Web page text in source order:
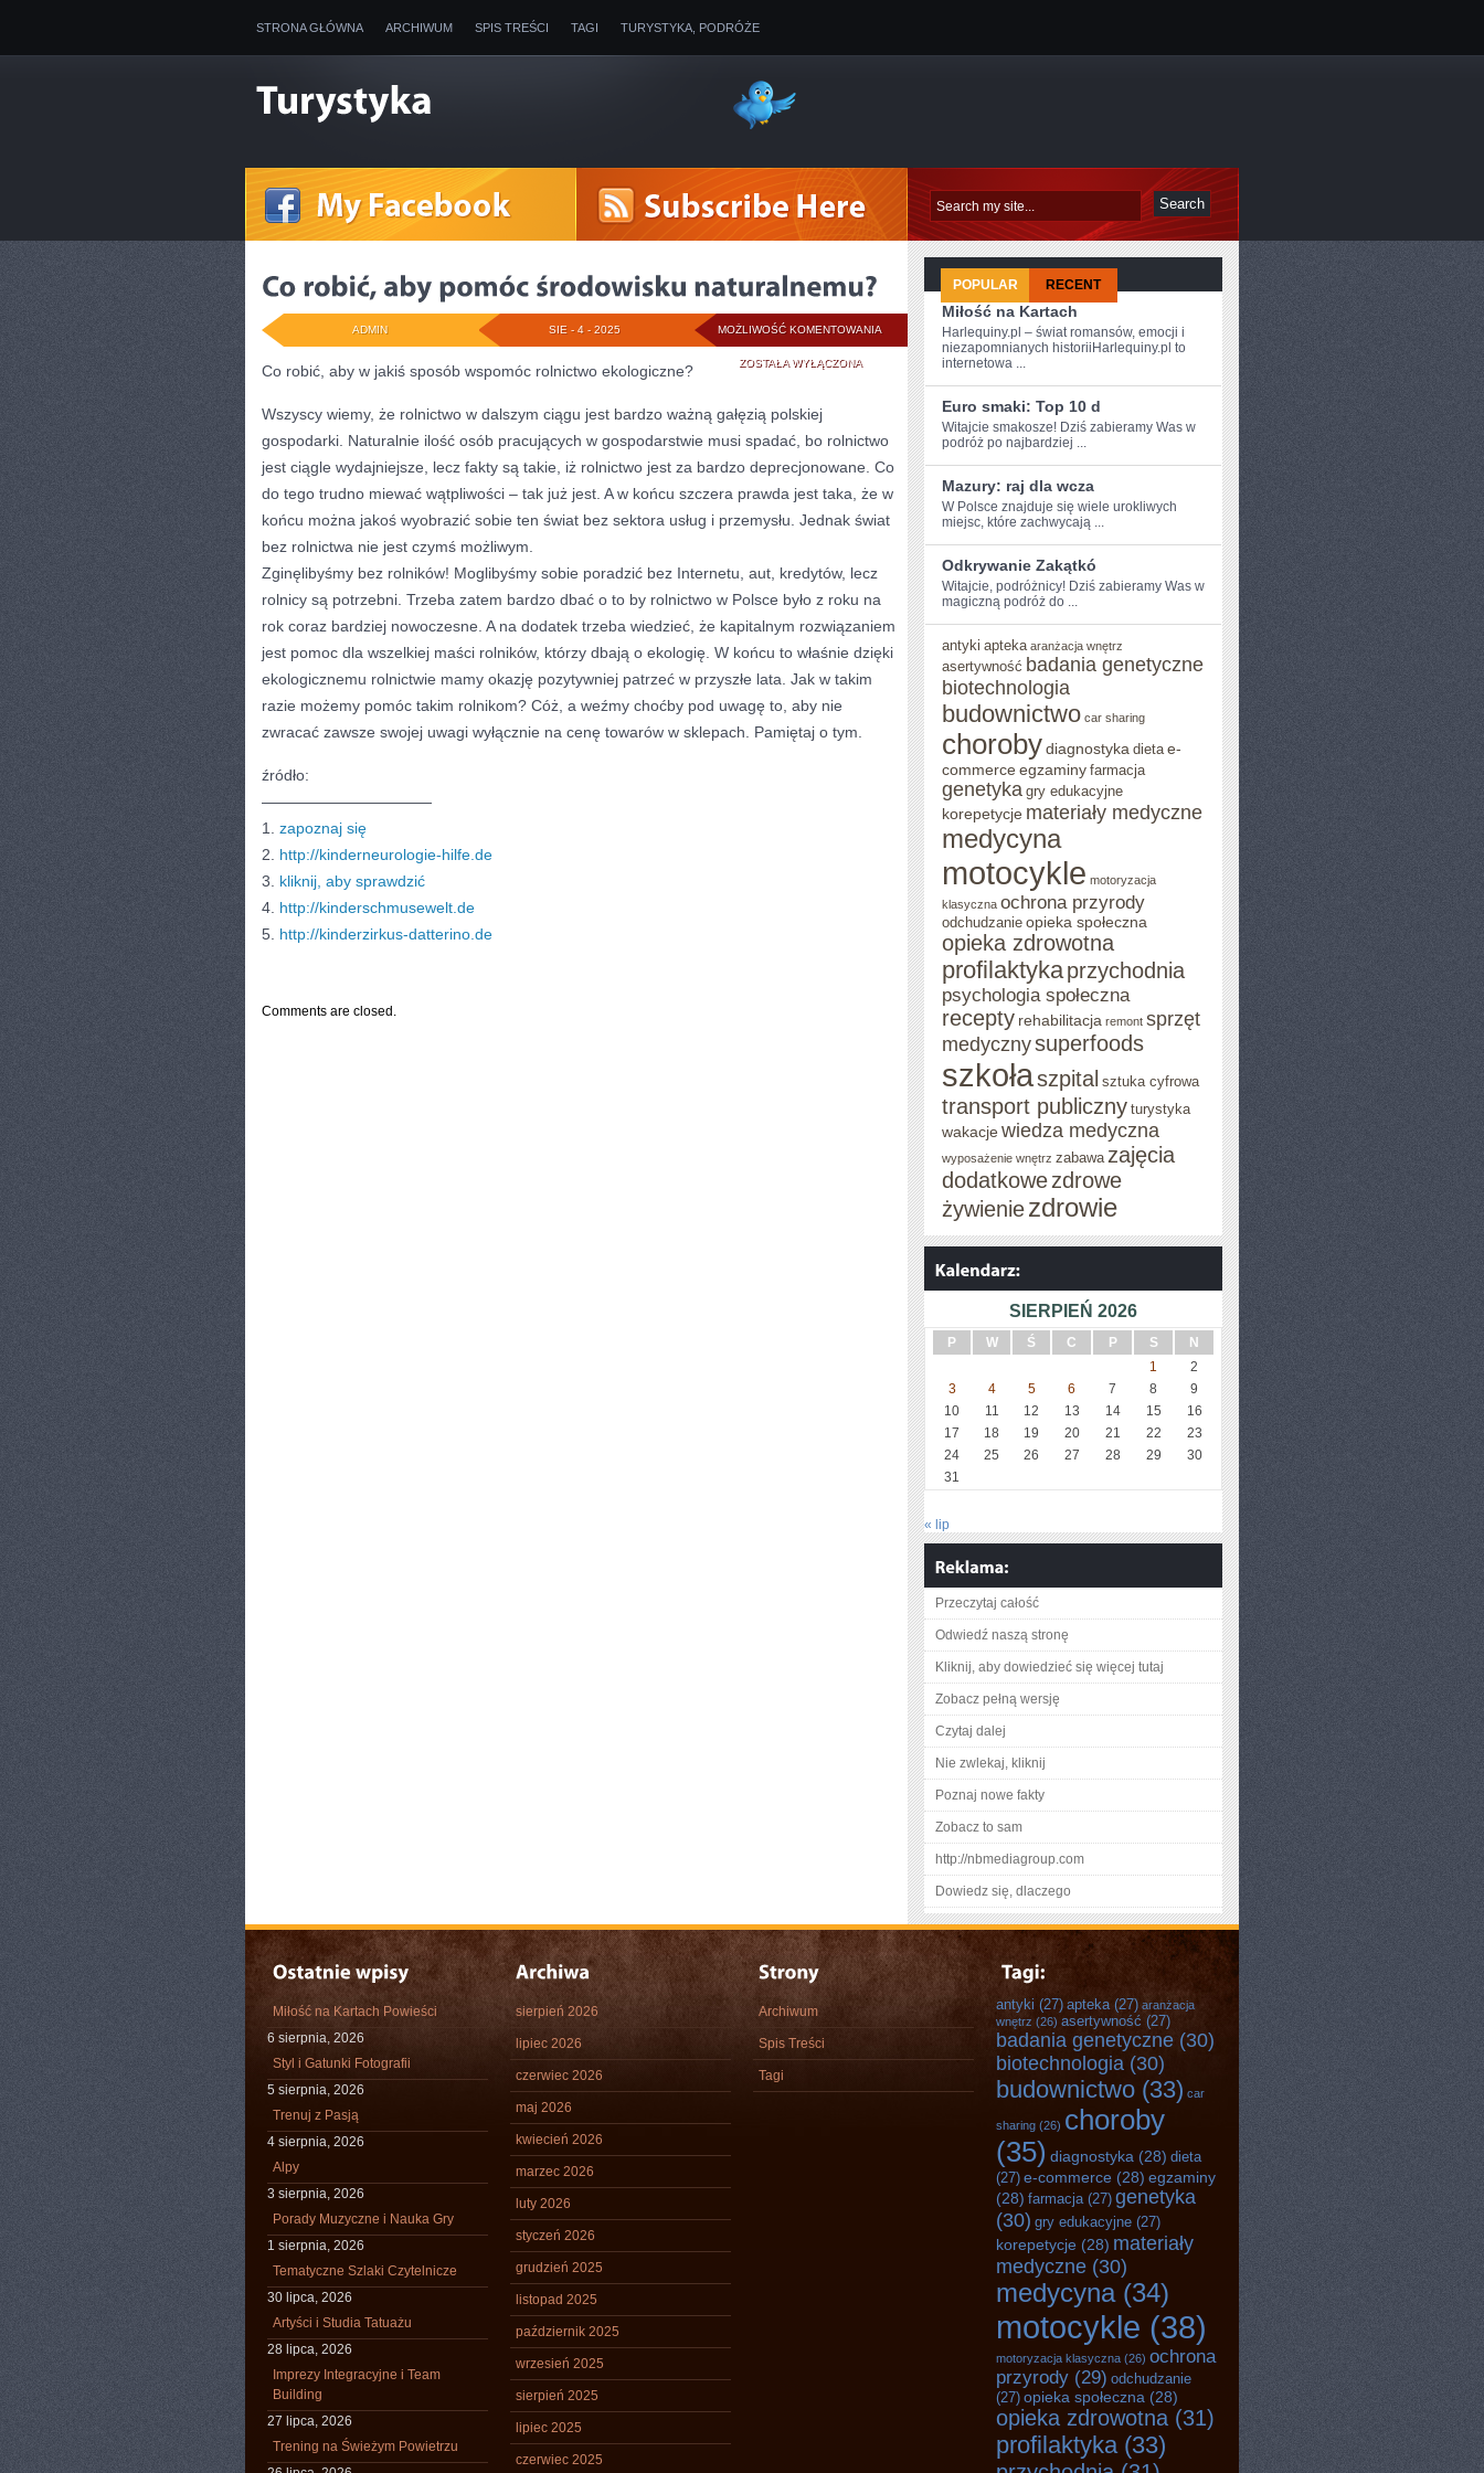
STRONA GŁÓWNA ARCHIWUM SPIS TREŚCI TAGI TURYSTYKA, PODRÓŻE
MOŻLIWOŚĆ KOMENTOWANIA
ROBIĆ,
POMÓC
ŚRODOWISKU
NATURALNEMU?
ZOSTAŁA WYŁĄCZONA
SIE - 4 - 2025
ADMIN
Co robić, aby w jakiś sposób wspomóc rolnictwo ekologiczne?
Wszyscy wiemy, że rolnictwo w dalszym ciągu jest bardzo ważną gałęzią polskiej
gospodarki. Naturalnie ilość osób pracujących w gospodarstwie musi spadać, bo rolnictwo
jest ciągle wydajniejsze, lecz fakty są takie, iż rolnictwo jest za bardzo deprecjonowane. Co
do tego trudno miewać wątpliwości – tak już jest. A w końcu szczera prawda jest taka, że w
końcu można jakoś wyobrazić sobie ten świat bez sektora usług i przemysłu. Jednak świat
bez rolnictwa nie jest czymś możliwym.
Zginęlibyśmy bez rolników! Moglibyśmy sobie poradzić bez Internetu, aut, kredytów, lecz
rolnicy są potrzebni. Trzeba zatem bardzo dbać o to by rolnictwo w Polsce było z roku na
rok coraz bardziej nowoczesne. A na dodatek trzeba wiedzieć, że kapitalnym rozwiązaniem
jest pomoc dla wszelkiej maści rolników, którzy dbają o ekologię. W końcu to właśnie dzięki
ekologicznemu rolnictwie mamy okazję pozytywniej patrzeć w przyszłe lata. Jak w takim
razie możemy pomóc takim rolnikom? Cóż, a weźmy choćby pod uwagę to, aby nie
zwracać zawsze swojej uwagi wyłącznie na cenę towarów w sklepach. Pamiętaj o tym.
źródło:
———————————
1. zapoznaj się
2. http://kinderneurologie-hilfe.de
3. kliknij, aby sprawdzić
4. http://kinderschmusewelt.de
5. http://kinderzirkus-datterino.de
Comments are closed.
POPULAR RECENT
Miłość na Kartach
Harlequiny.pl – świat romansów, emocji i
niezapomnianych historiiHarlequiny.pl to
internetowa ...
Euro smaki: Top 10 d
Witajcie smakosze! Dziś zabieramy Was w
podróż po ⁤najbardziej ...
Mazury: raj dla wcza
W Polsce znajduje się wiele⁣ urokliwych
miejsc, które zachwycają ...
Odkrywanie Zakątkó
Witajcie, podróżnicy! Dziś zabieramy Was w
magiczną‍ podróż do ...
antyki apteka aranżacja wnętrz
asertywność badania genetyczne
biotechnologia
budownictwo car sharing
chorobydiagnostyka dieta e-
commerceegzaminy farmacja
genetyka gry edukacyjne
korepetycje materiały medyczne
medycyna
motocykle motoryzacja
klasyczna ochrona przyrody
odchudzanie opieka społeczna
opieka zdrowotna
profilaktykaprzychodnia
psychologia społeczna
recepty rehabilitacja remont sprzęt
medycznysuperfoods
szkołaszpital sztuka cyfrowa
transport publiczny turystyka
wakacjewiedza medyczna
wyposażenie wnętrz zabawa zajęcia
dodatkowezdrowe
żywieniezdrowie
SIERPIEŃ 2026
P W Ś C P S
N
1
2
3
4 5 6 7 8
9
10
11 12 13 14 15
16
17
18 19 20 21 22
23
24
25 26 27 28 29
30
31
« lip
Przeczytaj całość
Odwiedź naszą stronę
Kliknij, aby dowiedzieć się więcej tutaj
Zobacz pełną wersję
Czytaj dalej
Nie zwlekaj, kliknij
Poznaj nowe fakty
Zobacz to sam
http://nbmediagroup.com
Dowiedz się, dlaczego
Miłość na Kartach Powieści
6 sierpnia, 2026
Styl i Gatunki Fotografii
5 sierpnia, 2026
Trenuj z Pasją
4 sierpnia, 2026
Alpy
3 sierpnia, 2026
Porady Muzyczne i Nauka Gry
1 sierpnia, 2026
Tematyczne Szlaki Czytelnicze
30 lipca, 2026
Artyści i Studia Tatuażu
28 lipca, 2026
Imprezy Integracyjne i Team
Building
27 lipca, 2026
Trening na Świeżym Powietrzu
sierpień 2026
lipiec 2026
czerwiec 2026
maj 2026
kwiecień 2026
marzec 2026
luty 2026
styczeń 2026
grudzień 2025
listopad 2025
październik 2025
wrzesień 2025
sierpień 2025
lipiec 2025
czerwiec 2025
Archiwum
Spis Treści
Tagi
antyki (27) apteka(27) aranżacja
wnętrz (26) asertywność (27)
badania genetyczne (30)
biotechnologia (30)
budownictwo (33) car
sharing (26) choroby
(35) diagnostyka (28) dieta
(27) e-commerce (28) egzaminy
(28) farmacja(27) genetyka
(30) gry edukacyjne (27)
korepetycje (28) materiały
medyczne (30)
medycyna(34)
motocykle (38)
motoryzacja klasyczna (26) ochrona
przyrody (29) odchudzanie
(27) opieka społeczna (28)
opieka zdrowotna (31)
profilaktyka(33)